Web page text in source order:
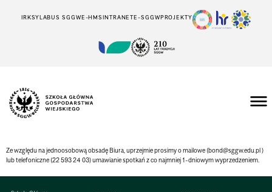
IRKSYLABUS SGGWE-HMSINTRANETE-SGGWPROJEKTY
Ze względu na jednoosobową obsadę Biura, uprzejmie prosimy o mailowe (bond@sggw.edu.pl)
lub telefoniczne (22 593 24 03) umawianie spotkań z co najmniej1-dniowym wyprzedzeniem.